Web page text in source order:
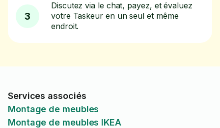
3
Discutez via le chat, payez, et évaluez
votre Taskeur en un seul et même
endroit.
Services associés
Montage de meubles
Montage de meubles IKEA